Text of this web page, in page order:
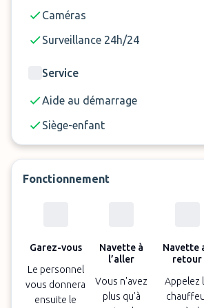
d'immatriculation de votre
l'avez pas, vous risquez une
couverte, votre véhicule sera
Weg 128.
Si vous avez réservé une place
Caméras
Surveillance 24h/24
Service
Aide au démarrage
Siège-enfant
Fonctionnement
Garez-vous
Le personnel
vous donnera
ensuite le
Navette à
l’aller
Vous n'avez
plus qu'à
Navette
retour
Appelez